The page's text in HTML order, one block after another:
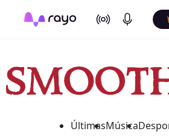
On Air Podcasts
ÚltimasMúsica